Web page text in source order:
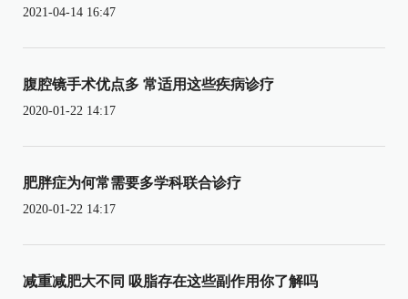
2021-04-14 16:47
腹腔镜手术优点多 常适用这些疾病诊疗
2020-01-22 14:17
肥胖症为何常需要多学科联合诊疗
2020-01-22 14:17
减重减肥大不同 吸脂存在这些副作用你了解吗